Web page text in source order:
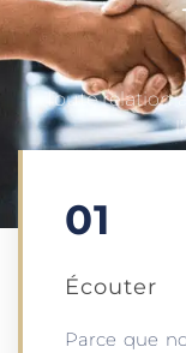
Toute relation
01
Écouter​
Parce que